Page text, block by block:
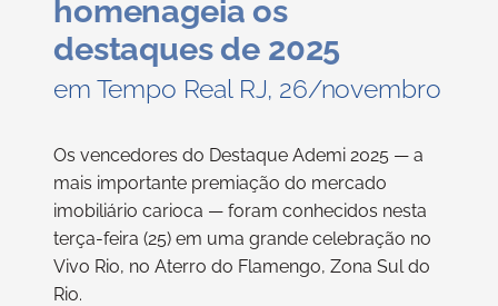
homenageia os
destaques de 2025
em Tempo Real RJ, 26/novembro
Os vencedores do Destaque Ademi 2025 — a
mais importante premiação do mercado
imobiliário carioca — foram conhecidos nesta
terça-feira (25) em uma grande celebração no
Vivo Rio, no Aterro do Flamengo, Zona Sul do
Rio.